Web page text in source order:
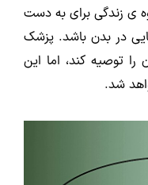
ى زندگی برای به دست
در بدن باشد. پزشک
توصیه کند، اما این
شد.